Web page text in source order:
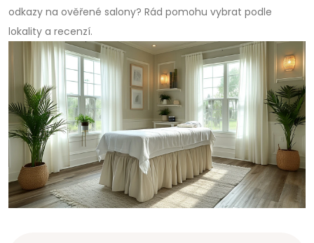
odkazy na ověřené salony? Rád pomohu vybrat podle
lokality a recenzí.